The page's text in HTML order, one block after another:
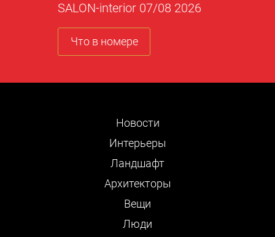
SALON-interior 07/08 2026
Что в номере
Новости
Интерьеры
Ландшафт
Архитекторы
Вещи
Люди